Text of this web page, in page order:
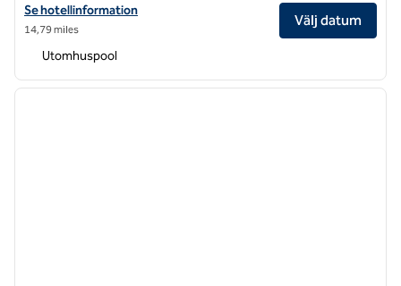
Visa hotelluppgifter för Hilton Los Angeles/Universal City
Se hotellinformation
14,79 miles
Välj datum
Utomhuspool
1 av 12
nästa